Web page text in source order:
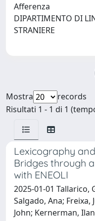
Afferenza
DIPARTIMENTO DI
STRANIERE
Mostra
records
Risultati 1 - 1 di 1
Lexicography
Bridges through
with ENEOLI
2025-01-01 Tallarico,
Salgado, Ana; Freixa,
John; Kernerman,